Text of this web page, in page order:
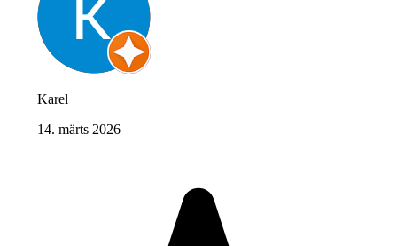
Karel
14. märts 2026